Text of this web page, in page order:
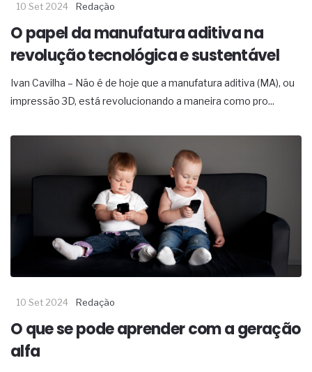
10 Set 2024 Redação
O papel da manufatura aditiva na
revolução tecnológica e sustentável
Ivan Cavilha – Não é de hoje que a manufatura aditiva (MA), ou
impressão 3D, está revolucionando a maneira como pro...
10 Set 2024 Redação
O que se pode aprender com a geração
alfa